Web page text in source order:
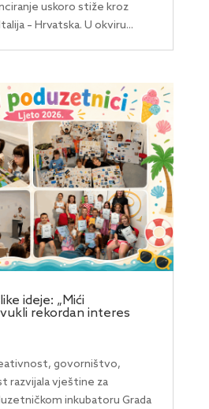
uskoro stiže kroz
– Hrvatska. U okviru...
ideje: „Mići
rekordan interes
govorništvo,
razvijala vještine za
inkubatoru Grada